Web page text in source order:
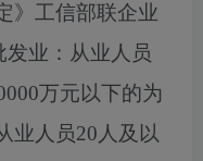
》工信部联企业
业： 从业人员
万元以下的为
业人员20人及以